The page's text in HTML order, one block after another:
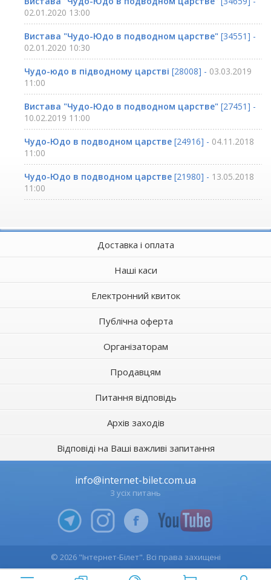
02.01.2020 13:00
Вистава "Чудо-Юдо в подводном царстве" [34551] -
02.01.2020 10:30
Чудо-юдо в підводному царстві [28008] - 03.03.2019
11:00
Вистава "Чудо-Юдо в подводном царстве" [27451] -
10.02.2019 11:00
Чудо-Юдо в подводном царстве [24916] - 04.11.2018
11:00
Чудо-Юдо в подводном царстве [21980] - 13.05.2018
11:00
Доставка і оплата
Наші каси
Електронний квиток
Публічна оферта
Організаторам
Продавцям
Питання відповідь
Архів заходів
Відповіді на Ваші важливі запитання
info@internet-bilet.com.ua
З усіх питань
© 2026 "Інтернет-Білет". Всі права захищені